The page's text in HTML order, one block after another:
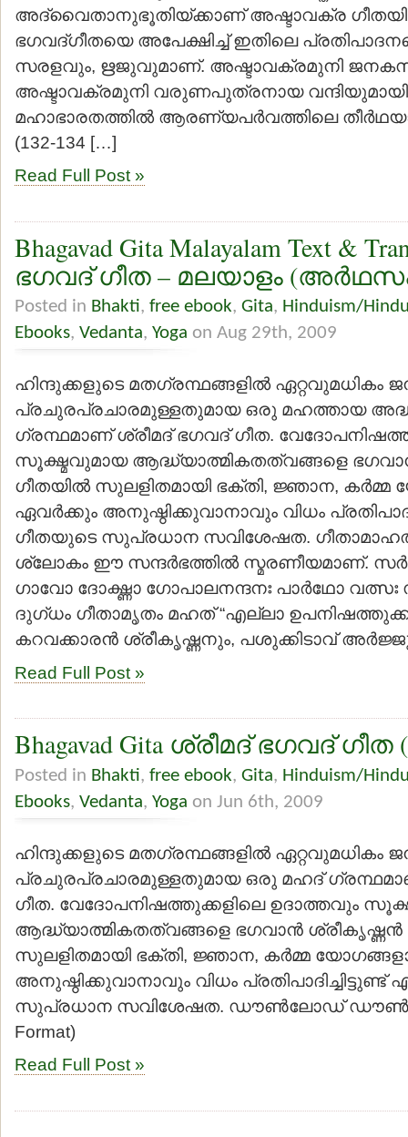
അദ്വൈതാനുഭൂതിയ്ക്കാണ് അഷ്ടാവക്ര
ഭഗവദ്ഗീതയെ അപേക്ഷിച്ച് ഇതിലെ
സരളവും, ഋജുവുമാണ്. അഷ്ടാവക്രമുനി
അഷ്ടാവക്രമുനി വരുണപുത്രനായ
മഹാഭാരതത്തില്‍ ആരണ്യപര്‍വത്തിലെ
(132-134 […]
Read Full Post »
Bhagavad Gita Malayalam Text &
ഭഗവദ് ഗീത – മലയാളം
Posted in Bhakti, free ebook, Gita, Hinduism/
Ebooks, Vedanta, Yoga on Aug 29th, 2009
ഹിന്ദുക്കളുടെ മതഗ്രന്ഥങ്ങളില്‍ ഏറ്റവുമധികം
പ്രചുരപ്രചാരമുള്ളതുമായ ഒരു മഹത്തായ
ഗ്രന്ഥമാണ് ശ്രീമദ് ഭഗവദ് ഗീത.
സൂക്ഷ്മവുമായ ആദ്ധ്യാത്മികതത്വങ്ങളെ
ഗീതയില്‍ സുലളിതമായി ഭക്തി, ജ്ഞാന, കര്‍മ്മ
ഏവര്‍ക്കും അനുഷ്ഠിക്കുവാനാവും വിധം
ഗീതയുടെ സുപ്രധാന സവിശേഷത.
ശ്ലോകം ഈ സന്ദര്‍ഭത്തില്‍ സ്മരണീയമാണ്.
ഗാവോ ദോഗ്ദ്ധാ ഗോപാലനന്ദനഃ പാര്‍ഥോ
ദുഗ്ധം ഗീതാമൃതം മഹത് “എല്ലാ
കറവക്കാരന്‍ ശ്രീകൃഷ്ണനും, പശുക്കിടാവ്
Read Full Post »
Bhagavad Gita ശ്രീമദ് ഭഗവദ്
Posted in Bhakti, free ebook, Gita, Hinduism/
Ebooks, Vedanta, Yoga on Jun 6th, 2009
ഹിന്ദുക്കളുടെ മതഗ്രന്ഥങ്ങളില്‍ ഏറ്റവുമധികം
പ്രചുരപ്രചാരമുള്ളതുമായ ഒരു മഹദ്
ഗീത. വേദോപനിഷത്തുക്കളിലെ ഉദാത്തവും
ആദ്ധ്യാത്മികതത്വങ്ങളെ ഭഗവാന്‍ ശ്രീകൃഷ്ണന്‍
സുലളിതമായി ഭക്തി, ജ്ഞാന, കര്‍മ്മ
അനുഷ്ഠിക്കുവാനാവും വിധം
സുപ്രധാന സവിശേഷത. ഡൗണ്‍ലോഡ്
Format)
Read Full Post »